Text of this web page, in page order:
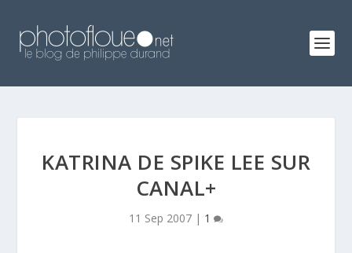
KATRINA DE SPIKE LEE SUR
CANAL+
11 Sep 2007 | 1